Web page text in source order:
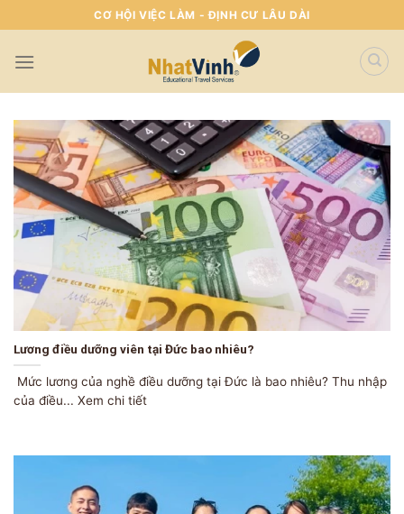
To
Content
CƠ HỘI VIỆC LÀM - ĐỊNH CƯ LÂU DÀI
Lương điều dưỡng viên tại Đức bao nhiêu?
Mức lương của nghề điều dưỡng tại Đức là bao nhiêu? Thu nhập
của điều... Xem chi tiết